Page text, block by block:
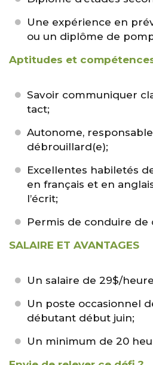
Une expérience en
ou un diplôme de
Aptitudes et
Savoir communiquer
tact;
Autonome,
débrouillard(e);
Excellentes habiletés
en français et en
l’écrit;
Permis de conduire de
SALAIRE ET AVANTAGES
Un salaire de 29$/
Un poste occasionnel
débutant début juin;
Un minimum de 20